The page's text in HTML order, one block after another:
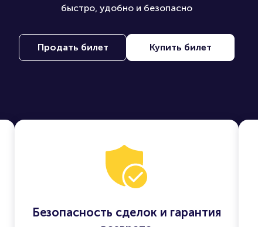
быстро, удобно и безопасно
Продать билет Купить билет
Безопасность сделок и гарантия